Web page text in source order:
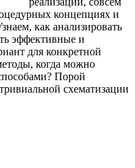
концепциях и
как анализировать
эффективные и
для конкретной
когда можно
Порой
схематизации